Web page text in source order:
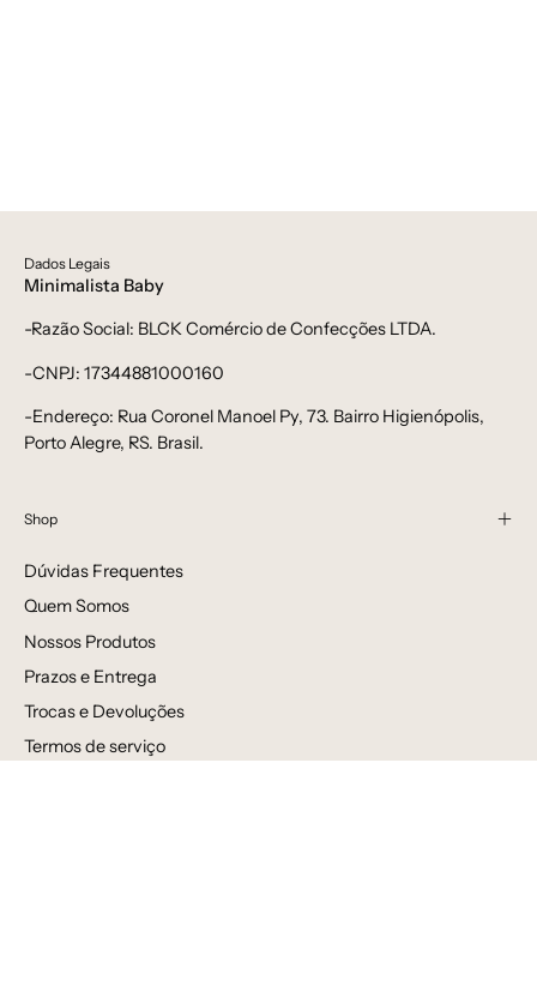
Dados Legais
Minimalista Baby
-Razão Social: BLCK Comércio de Confecções LTDA.
-CNPJ: 17344881000160
-Endereço: Rua Coronel Manoel Py, 73. Bairro Higienópolis,
Porto Alegre, RS. Brasil.
Shop
Dúvidas Frequentes
Quem Somos
Nossos Produtos
Prazos e Entrega
Trocas e Devoluções
Termos de serviço